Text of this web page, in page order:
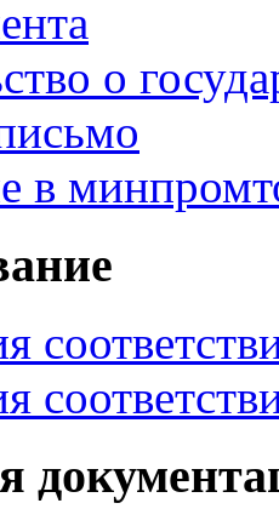
о
в